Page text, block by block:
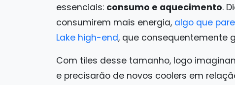
essenciais: consumo e aquecimento.
consumirem mais energia, algo que
Lake high-end, que consequentemente
Com tiles desse tamanho, logo
e precisarão de novos coolers em